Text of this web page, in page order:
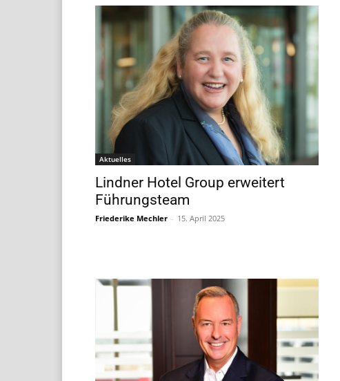
Aktuelles
Lindner Hotel Group erweitert
Führungsteam
Friederike Mechler - 15. April 2025